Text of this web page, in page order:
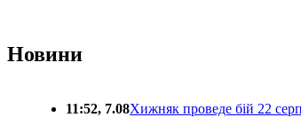
Новини
11:52, 7.08Хижняк проведе бій 22